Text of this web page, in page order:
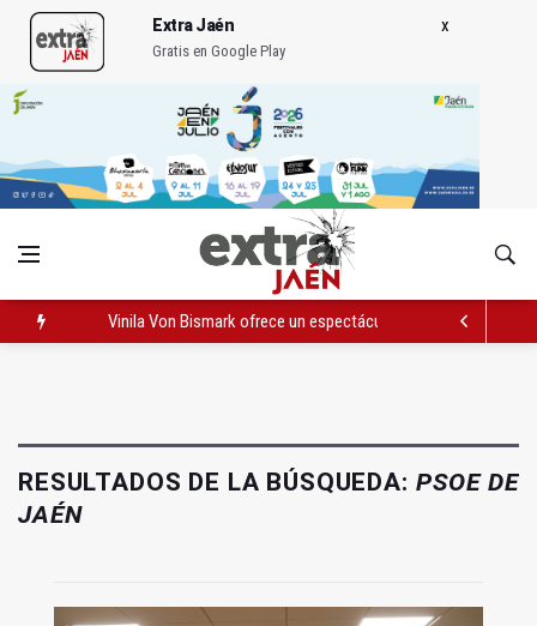
Extra Jaén
Gratis en Google Play
Vinila Von Bismark ofrece un espectáculo "rompedor" en el
RESULTADOS DE LA BÚSQUEDA: PSOE DE
JAÉN